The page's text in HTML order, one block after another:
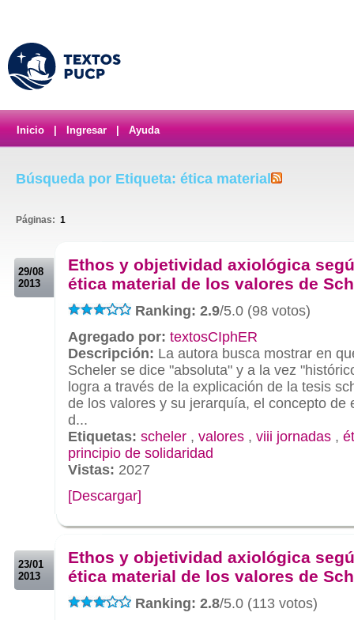
Inicio Ingresar Ayuda
Búsqueda por Etiqueta: ética material
Páginas: 1
29/08
2013
Ethos y objetividad axiológica
ética material de los valores de
Ranking: 2.9/5.0 (98 votos)
Agregado por: textosCIphER
Descripción: La autora busca mostrar en
Scheler se dice "absoluta" y a la vez
logra a través de la explicación de la tesis
de los valores y su jerarquía, el concepto de
d...
Etiquetas: scheler , valores , viii jornadas ,
principio de solidaridad
Vistas: 2027
[Descargar]
23/01
2013
Ethos y objetividad axiológica
ética material de los valores de
Ranking: 2.8/5.0 (113 votos)